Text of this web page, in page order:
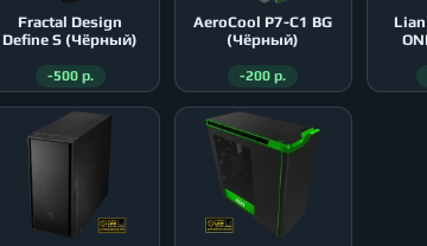
Fractal Design
Define S (Чёрный)
-500 р.
AeroСool P7-C1 BG
(Чёрный)
-200 р.